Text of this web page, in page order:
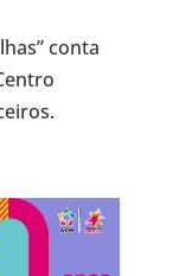
conta